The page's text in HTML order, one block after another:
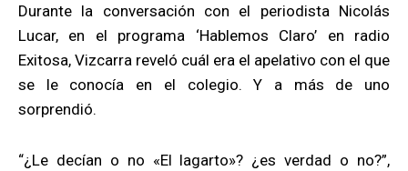
Durante la conversación con el periodista Nicolás
Lucar, en el programa ‘Hablemos Claro’ en radio
Exitosa, Vizcarra reveló cuál era el apelativo con el que
se le conocía en el colegio. Y a más de uno
sorprendió.
“¿Le decían o no «El lagarto»? ¿es verdad o no?”,